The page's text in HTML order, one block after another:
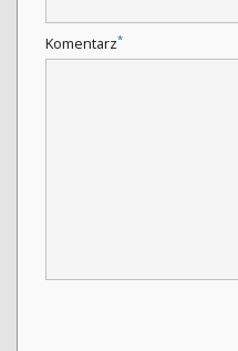
Komentarz*